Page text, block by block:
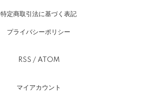
特定商取引法に基づく表記
プライバシーポリシー
RSS / ATOM
マイアカウント